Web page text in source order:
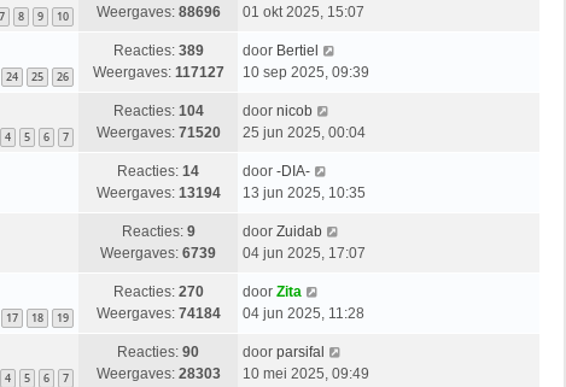
7 8 9 10
Weergaves: 88696
01 okt 2025, 15:07
24 25 26
Reacties: 389
Weergaves: 117127
door Bertiel
10 sep 2025, 09:39
4 5 6 7
Reacties: 104
Weergaves: 71520
door nicob
25 jun 2025, 00:04
Reacties: 14
Weergaves: 13194
door -DIA-
13 jun 2025, 10:35
Reacties: 9
Weergaves: 6739
door Zuidab
04 jun 2025, 17:07
17 18 19
Reacties: 270
Weergaves: 74184
door Zita
04 jun 2025, 11:28
4 5 6 7
Reacties: 90
Weergaves: 28303
door parsifal
10 mei 2025, 09:49